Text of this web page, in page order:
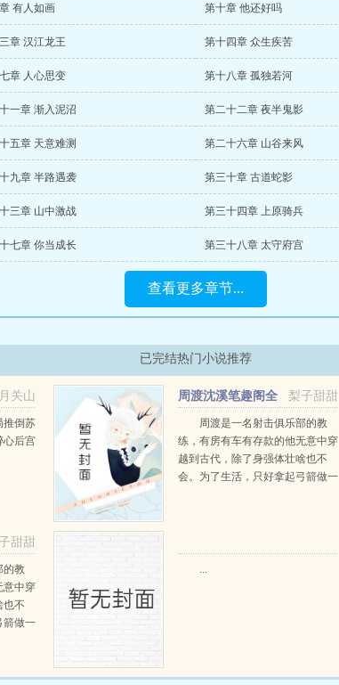
有人如画 第十章 他还好吗
章 汉江龙王 第十四章 众生疾苦
章 人心思变 第十八章 孤独若河
一章 渐入泥沼 第二十二章 夜半鬼影
五章 天意难测 第二十六章 山谷来风
九章 半路遇袭 第三十章 古道蛇影
三章 山中激战 第三十四章 上原骑兵
七章 你当成长 第三十八章 太守府宫
查看更多章节...
已完结热门小说推荐
关山
推倒苏
心后宫
梨子甜甜
周渡沈溪笔趣阁全
文免费阅读
周渡是一名射击俱乐部的教
练，有房有车有存款的他无意中穿
越到古代，除了身强体壮啥也不
会。为了生活，只好拿起弓箭做一
甜甜
的教
意中穿
也不
箭做一
三天周
...